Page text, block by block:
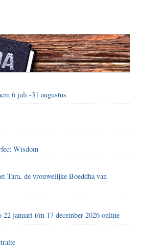
6 juli -31 augustus
Wisdom
Tara, de vrouwelijke Boeddha van
januari t/m 17 december 2026 online